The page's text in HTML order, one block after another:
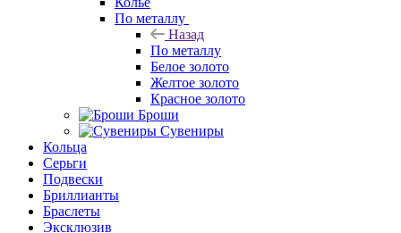
По металлу
Назад
По металлу
Белое золото
Желтое золото
Красное золото
Броши
Сувениры
Кольца
Серьги
Подвески
Бриллианты
Браслеты
Эксклюзив